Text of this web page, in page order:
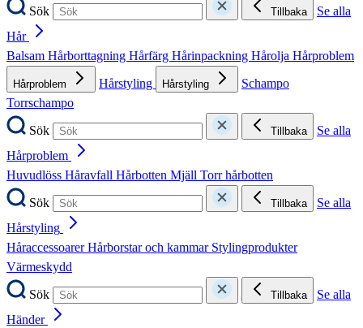
Sök
Tillbaka
Se alla
Hår
Balsam Hårborttagning Hårfärg Hårinpackning Hårolja Hårproblem
Hårproblem Hårstyling Hårstyling
Schampo
Torrschampo
Sök
Tillbaka
Se alla
Hårproblem
Huvudlöss Håravfall Hårbotten Mjäll Torr hårbotten
Sök
Tillbaka
Se alla
Hårstyling
HåraccessoarerHårborstar och kammar Stylingprodukter
Värmeskydd
Sök
Tillbaka
Se alla
Händer